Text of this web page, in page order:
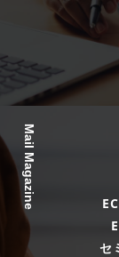
Mail Magazine
セ